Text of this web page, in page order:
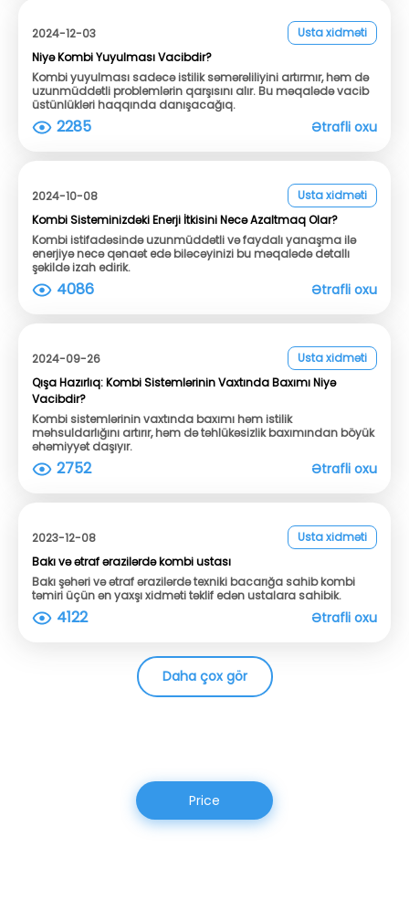
2024-12-03
Usta xidməti
Niyə Kombi Yuyulması Vacibdir?
Kombi yuyulması sadəcə istilik səmərəliliyini artırmır, həm də
uzunmüddətli problemlərin qarşısını alır. Bu məqalədə vacib
üstünlükləri haqqında danışacağıq.
2285 Ətrafli oxu
2024-10-08
Usta xidməti
Kombi Sisteminizdəki Enerji İtkisini Necə Azaltmaq Olar?
Kombi istifadəsində uzunmüddətli və faydalı yanaşma ilə
enerjiyə necə qənaət edə biləcəyinizi bu məqalədə detallı
şəkildə izah edirik.
4086 Ətrafli oxu
2024-09-26
Usta xidməti
Qışa Hazırlıq: Kombi Sistemlərinin Vaxtında Baxımı Niyə
Vacibdir?
Kombi sistemlərinin vaxtında baxımı həm istilik
məhsuldarlığını artırır, həm də təhlükəsizlik baxımından böyük
əhəmiyyət daşıyır.
2752 Ətrafli oxu
2023-12-08
Usta xidməti
Bakı və ətraf ərazilərdə kombi ustası
Bakı şəhəri və ətraf ərazilərdə texniki bacarığa sahib kombi
təmiri üçün ən yaxşı xidməti təklif edən ustalara sahibik.
4122 Ətrafli oxu
Daha çox gör
Price